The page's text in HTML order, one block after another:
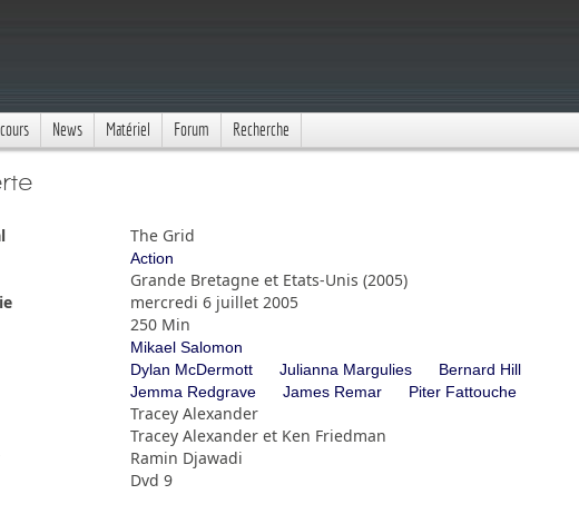
News Matériel Forum Recherche
The Grid
Action
Grande Bretagne et Etats-Unis (2005)
mercredi 6 juillet 2005
250 Min
Mikael Salomon
Dylan McDermott Julianna Margulies
Bernard Hill
Jemma Redgrave
James Remar Piter Fattouche
Tracey Alexander
Tracey Alexander et Ken Friedman
Ramin Djawadi
Dvd 9